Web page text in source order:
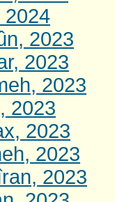
2024
2023
2023
2023
2023
2023
2023
2023